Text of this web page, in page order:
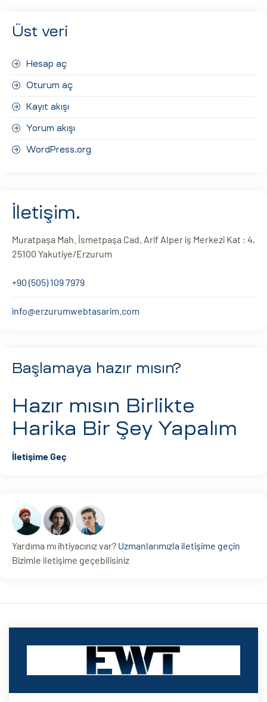
Üst veri
Hesap aç
Oturum aç
Kayıt akışı
Yorum akışı
WordPress.org
İletişim.
Muratpaşa Mah. İsmetpaşa Cad. Arif Alper iş Merkezi Kat : 4,
25100 Yakutiye/Erzurum
+90 (505) 109 7979
info@erzurumwebtasarim.com
Başlamaya hazır mısın?
Hazır mısın Birlikte
Harika Bir Şey Yapalım
İletişime Geç
Yardıma mı ihtiyacınız var? Uzmanlarımızla iletişime geçin
Bizimle iletişime geçebilisiniz